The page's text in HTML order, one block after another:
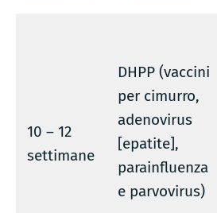
10 – 12
settimane
DHPP (vaccini
per cimurro,
adenovirus
[epatite],
parainfluenza
e parvovirus)